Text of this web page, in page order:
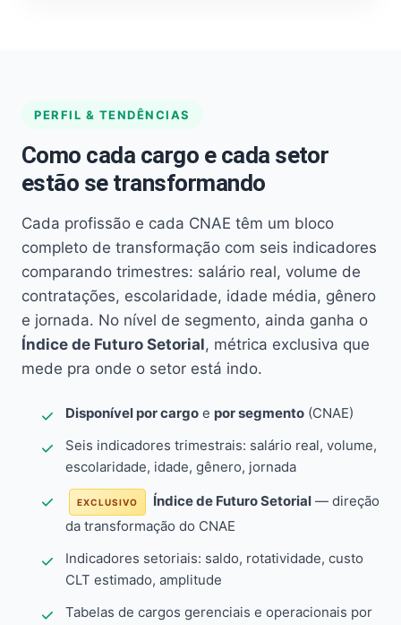
PERFIL & TENDÊNCIAS
Como cada cargo e cada setor
estão se transformando
Cada profissão e cada CNAE têm um bloco
completo de transformação com seis indicadores
comparando trimestres: salário real, volume de
contratações, escolaridade, idade média, gênero
e jornada. No nível de segmento, ainda ganha o
Índice de Futuro Setorial, métrica exclusiva que
mede pra onde o setor está indo.
Disponível por cargo e por segmento (CNAE)
Seis indicadores trimestrais: salário real, volume,
escolaridade, idade, gênero, jornada
EXCLUSIVO Índice de Futuro Setorial — direção
da transformação do CNAE
Indicadores setoriais: saldo, rotatividade, custo
CLT estimado, amplitude
Tabelas de cargos gerenciais e operacionais por